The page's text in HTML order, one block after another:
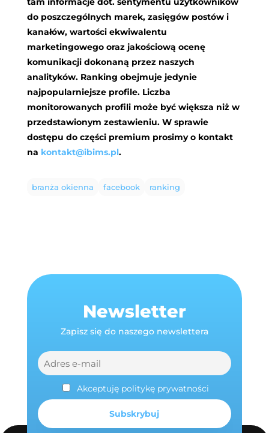
do poszczególnych marek, zasięgów postów i
kanałów, wartości ekwiwalentu
marketingowego oraz jakościową ocenę
komunikacji dokonaną przez naszych
analityków. Ranking obejmuje jedynie
najpopularniejsze profile. Liczba
monitorowanych profili może być większa niż w
przedstawionym zestawieniu. W sprawie
dostępu do części premium prosimy o kontakt
na kontakt@ibims.pl.
branża okienna facebook ranking
Newsletter
Zapisz się do naszego newslettera
Akceptuję politykę prywatności